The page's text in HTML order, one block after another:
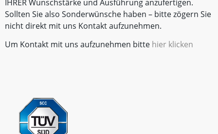
IHRER Wunschstärke und Ausführung anzufertigen.
Sollten Sie also Sonderwünsche haben – bitte zögern Sie
nicht direkt mit uns Kontakt aufzunehmen.
Um Kontakt mit uns aufzunehmen bitte hier klicken